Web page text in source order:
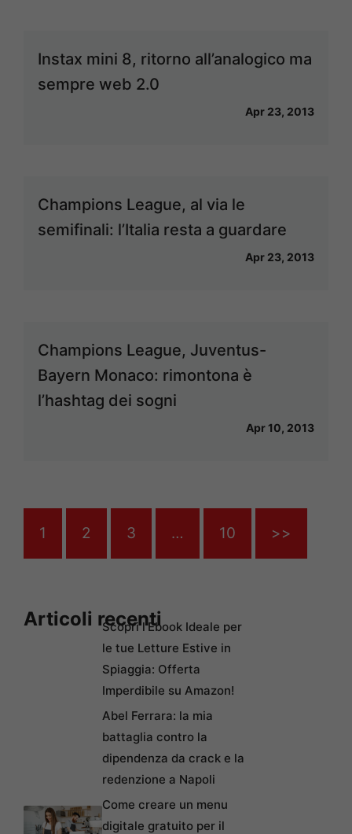
Instax mini 8, ritorno all’analogico ma
sempre web 2.0
Apr 23, 2013
Champions League, al via le
semifinali: l’Italia resta a guardare
Apr 23, 2013
Champions League, Juventus-
Bayern Monaco: rimontona è
l’hashtag dei sogni
Apr 10, 2013
1 2 3 … 10 >>
Articoli recentiScopri l’Ebook Ideale per
le tue Letture Estive in
Spiaggia: Offerta
Imperdibile su Amazon!
Abel Ferrara: la mia
battaglia contro la
dipendenza da crack e la
redenzione a Napoli
Come creare un menu
digitale gratuito per il